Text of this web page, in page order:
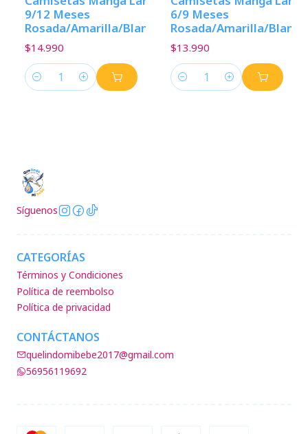
9/12 Meses
Rosada/Amarilla/Blanca
$14.990
Cantidad
6/9 Meses
Rosada/Amarilla/Blanca
$13.990
Cantidad
Síguenos
CATEGORÍAS
Términos y Condiciones
Política de reembolso
Política de privacidad
CONTÁCTANOS
quelindomibebe2017@gmail.com
56956119692